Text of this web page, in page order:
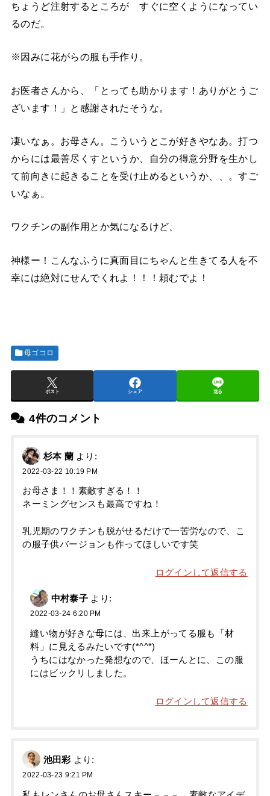
ちょうど注射するところが すぐに空くようになってい
るのだ。
※因みに花がらの服も手作り。
お医者さんから、「とっても助かります！ありがとうご
ざいます！」と感謝されたそうな。
凄いなぁ。お母さん。こういうとこが好きやなあ。打つ
からには最善尽くすというか、自分の得意分野を生かし
て前向きに起きることを受け止めるというか、、。すご
いなぁ。
ワクチンの副作用とか気になるけど、
神様ー！こんなふうに真面目にちゃんと生きてる人を不
幸には絶対にせんでくれよ！！！頼むでよ！
母ゴコロ
ポスト シェア 送る
4件のコメント
杉本 蘭 より:
2022-03-22 10:19 PM
お母さま！！素敵すぎる！！
ネーミングセンスも最高ですね！
乳児期のワクチンも脱がせるだけで一苦労なので、こ
の服子供バージョンも作ってほしいです笑
ログインして返信する
中村泰子 より:
2022-03-24 6:20 PM
縫い物が好きな母には、出来上がってる服も「材
料」に見えるみたいです(*^^*)
うちにはなかった発想なので、ほーんとに、この服
にはビックリしました。
ログインして返信する
池田彩 より:
2022-03-23 9:21 PM